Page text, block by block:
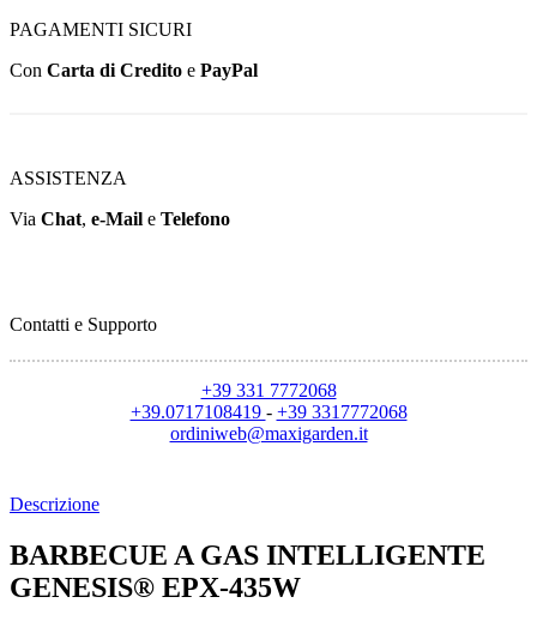
PAGAMENTI SICURI
Con Carta di Credito e PayPal
ASSISTENZA
Via Chat, e-Mail e Telefono
Contatti e Supporto
+39 331 7772068
+39.0717108419 - +39 3317772068
ordiniweb@maxigarden.it
Descrizione
BARBECUE A GAS INTELLIGENTE
GENESIS® EPX-435W